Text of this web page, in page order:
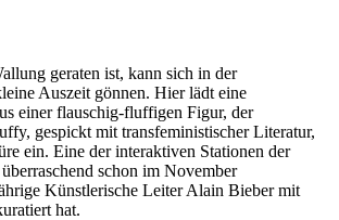
geraten ist, kann sich in der
Auszeit gönnen. Hier lädt eine
einer flauschig-fluffigen Figur, der
gespickt mit transfeministischer Literatur,
ein. Eine der interaktiven Stationen der
schon im November
Künstlerische Leiter Alain Bieber mit
hat.